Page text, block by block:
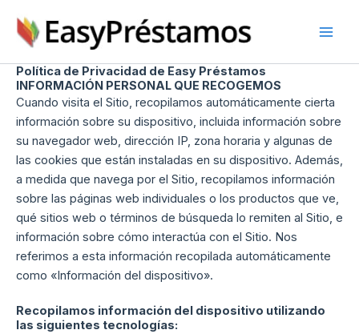
content
Política de Privacidad de Easy Préstamos
INFORMACIÓN PERSONAL QUE RECOGEMOS
Cuando visita el Sitio, recopilamos automáticamente cierta
información sobre su dispositivo, incluida información sobre
su navegador web, dirección IP, zona horaria y algunas de
las cookies que están instaladas en su dispositivo. Además,
a medida que navega por el Sitio, recopilamos información
sobre las páginas web individuales o los productos que ve,
qué sitios web o términos de búsqueda lo remiten al Sitio, e
información sobre cómo interactúa con el Sitio. Nos
referimos a esta información recopilada automáticamente
como «Información del dispositivo».
Recopilamos información del dispositivo utilizando
las siguientes tecnologías: